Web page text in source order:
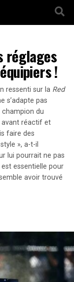
réglages
!
ressenti sur la Red
s’adapte pas
champion du
avant réactifet
faire des
», a-t-il
lui pourrait ne pas
essentielle pour
avoir trouvé